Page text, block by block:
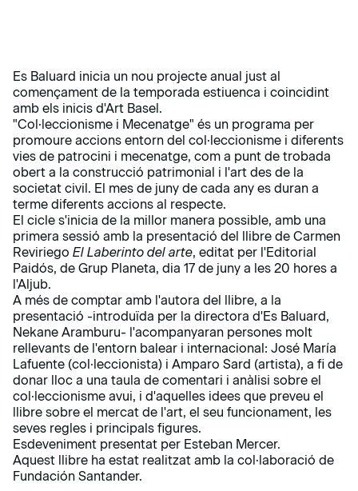
Es Baluard inicia un nou projecte anual just al
començament de la temporada estiuenca i coincidint
amb els inicis d'Art Basel.
"Col·leccionisme i Mecenatge" és un programa per
promoure accions entorn del col·leccionisme i diferents
vies de patrocini i mecenatge, com a punt de trobada
obert a la construcció patrimonial i l'art des de la
societat civil. El mes de juny de cada any es duran a
terme diferents accions al respecte.
El cicle s'inicia de la millor manera possible, amb una
primera sessió amb la presentació del llibre de Carmen
Reviriego El Laberinto del arte, editat per l'Editorial
Paidós, de Grup Planeta, dia 17 de juny a les 20 hores a
l'Aljub.
A més de comptar amb l'autora del llibre, a la
presentació -introduïda per la directora d'Es Baluard,
Nekane Aramburu- l'acompanyaran persones molt
rellevants de l'entorn balear i internacional: José María
Lafuente (col·leccionista) i Amparo Sard (artista), a fi de
donar lloc a una taula de comentari i anàlisi sobre el
col·leccionisme avui, i d'aquelles idees que preveu el
llibre sobre el mercat de l'art, el seu funcionament, les
seves regles i principals figures.
Esdeveniment presentat per Esteban Mercer.
Aquest llibre ha estat realitzat amb la col·laboració de
Fundación Santander.